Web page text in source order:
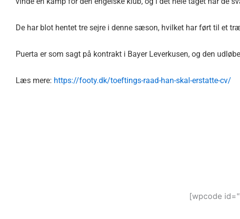
De har blot hentet tre sejre i denne sæson, hvilket har ført til et
Puerta er som sagt på kontrakt i Bayer Leverkusen, og den
Læs mere: https://footy.dk/toeftings-raad-han-skal-erstatte-cv/
[wpcode